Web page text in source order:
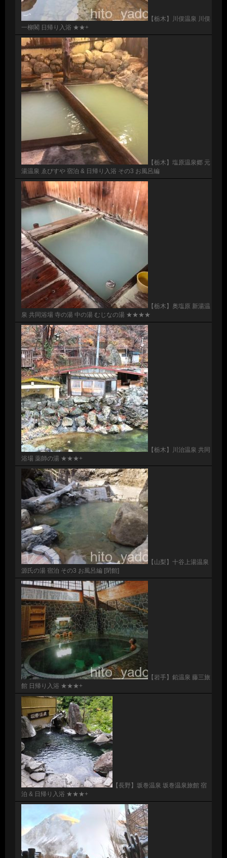
【栃木】川俣温泉 川俣
一柳閣 日帰り入浴 ★★+
【栃木】塩原温泉郷 元
湯温泉 ゑびすや 宿泊 & 日帰り入浴 その3 お風呂編
【栃木】奥塩原 新湯温
泉 共同浴場 寺の湯 中の湯 むじなの湯 ★★★★
【栃木】川治温泉 共同
浴場 薬師の湯 ★★★+
【山梨】十谷上湯温泉
源氏の湯 宿泊 その3 お風呂編 [閉館]
【岩手】鉛温泉 藤三旅
館 日帰り入浴 ★★★+
【長野】坂巻温泉 坂巻温泉旅館 宿
泊 & 日帰り入浴 ★★★+